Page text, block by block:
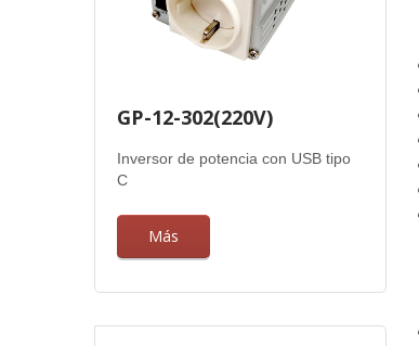
GP-12-302(220V)
Inversor de potencia con USB tipo
C
Más